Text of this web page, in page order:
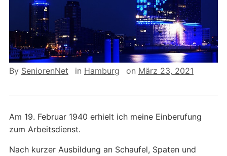
By SeniorenNet in Hamburg on März 23, 2021
Am 19. Februar 1940 erhielt ich meine Einberufung
zum Arbeitsdienst.
Nach kurzer Ausbildung an Schaufel, Spaten und